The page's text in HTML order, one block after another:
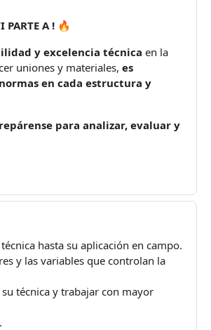
A ! 🔥
y excelencia técnica en la
uniones y materiales, es
en cada estructura y
para analizar, evaluar y
hasta su aplicación en campo.
y las variables que controlan la
técnica y trabajar con mayor